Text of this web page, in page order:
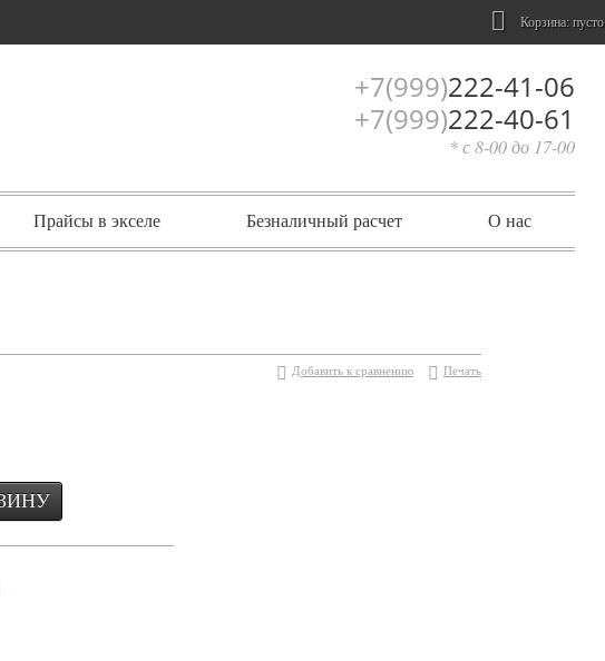
Корзина: пусто
+7(999)222-41-06
+7(999)222-40-61
* с 8-00 до 17-00
Прайсы в экселе Безналичный расчет О нас
Добавить к сравнению Печать